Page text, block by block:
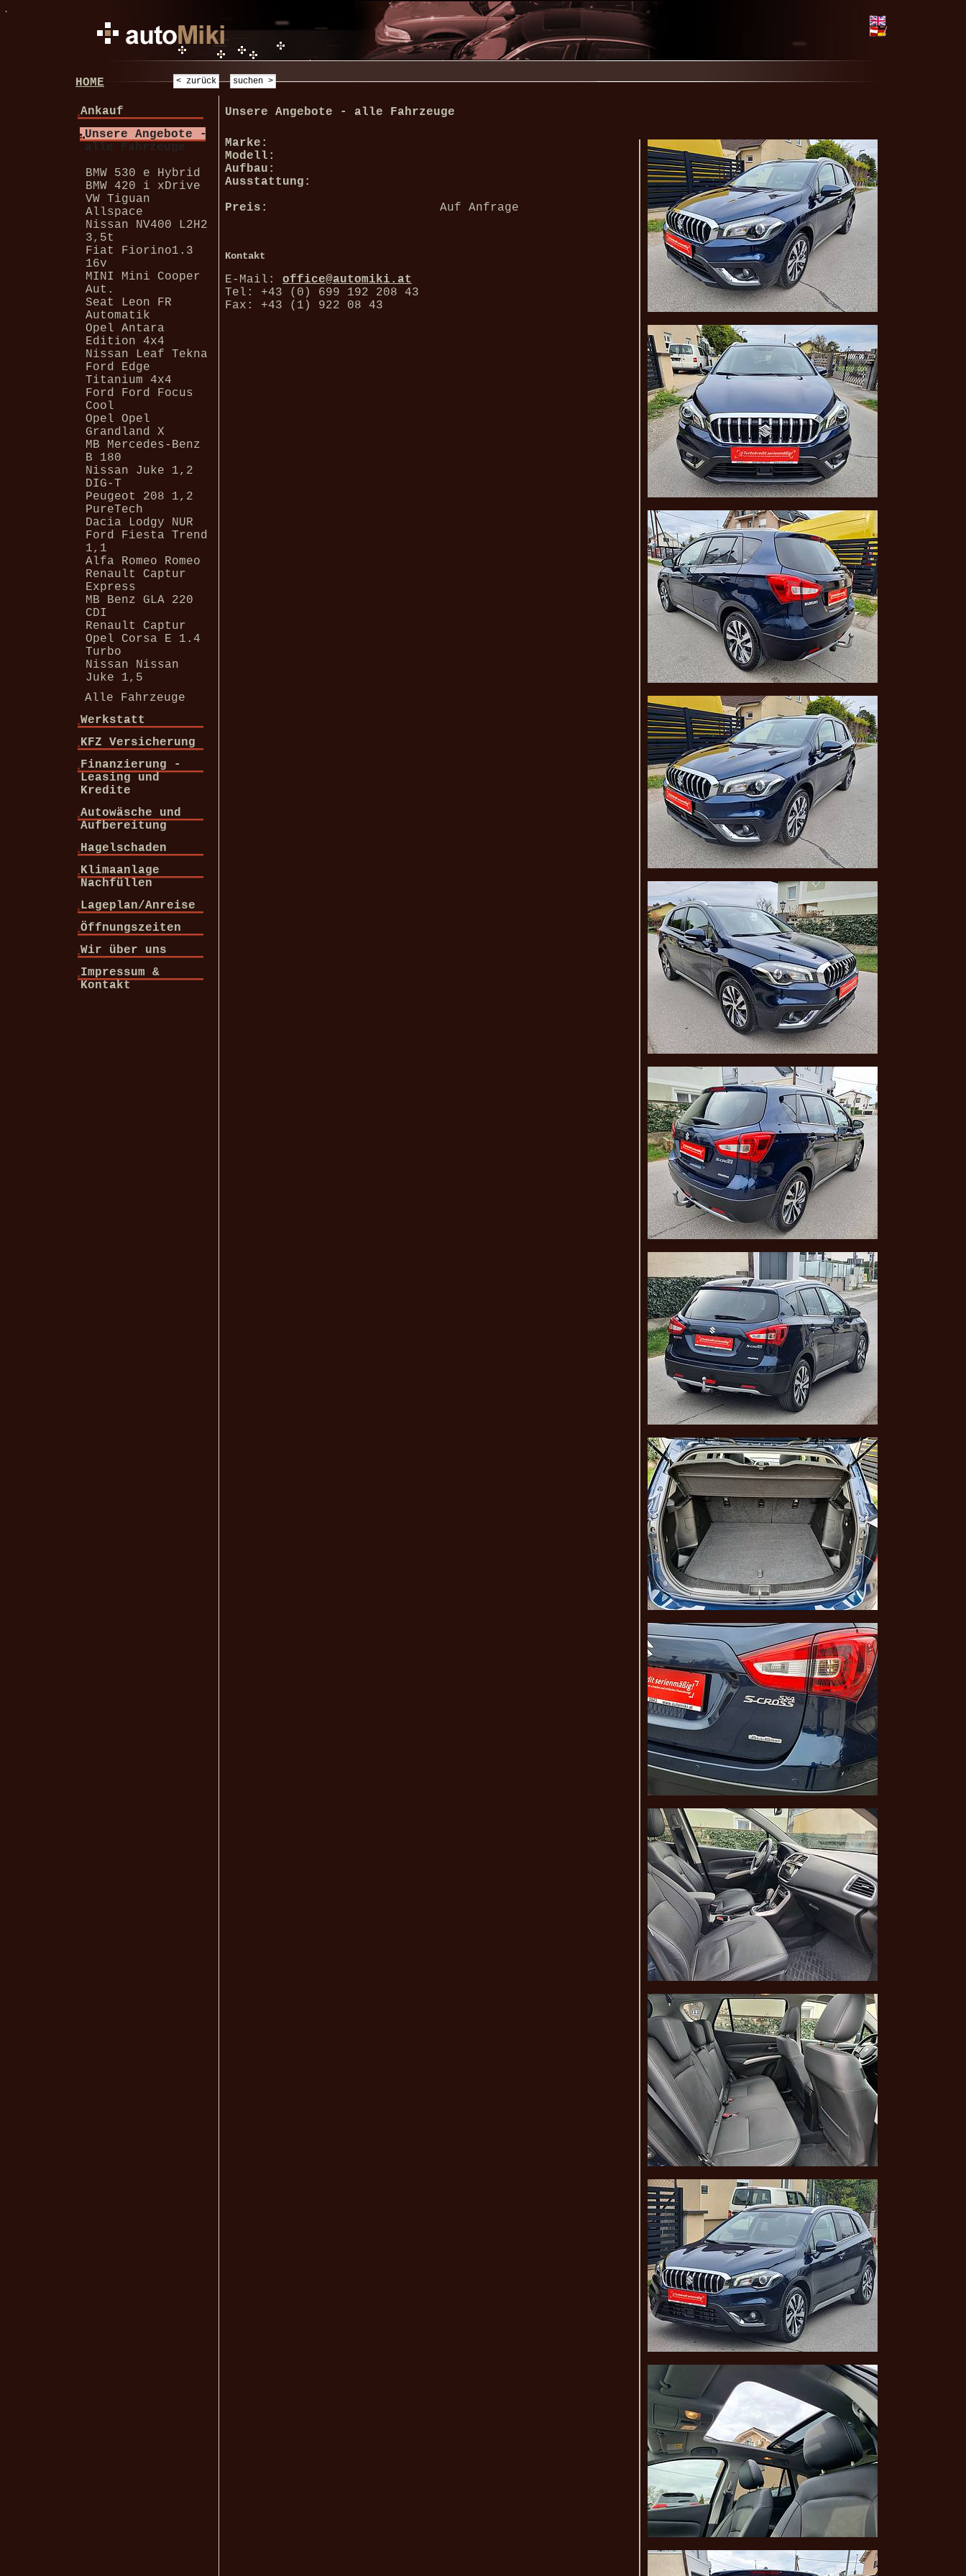
.
HOME
Ankauf
Unsere Angebote -
alle Fahrzeuge
BMW 530 e Hybrid
BMW 420 i xDrive
VW Tiguan
Allspace
Nissan NV400 L2H2
3,5t
Fiat Fiorino1.3
16v
MINI Mini Cooper
Aut.
Seat Leon FR
Automatik
Opel Antara
Edition 4x4
Nissan Leaf Tekna
Ford Edge
Titanium 4x4
Ford Ford Focus
Cool
Opel Opel
Grandland X
MB Mercedes-Benz
B 180
Nissan Juke 1,2
DIG-T
Peugeot 208 1,2
PureTech
Dacia Lodgy NUR
Ford Fiesta Trend
1,1
Alfa Romeo Romeo
Renault Captur
Express
MB Benz GLA 220
CDI
Renault Captur
Opel Corsa E 1.4
Turbo
Nissan Nissan
Juke 1,5
Alle Fahrzeuge
Werkstatt
KFZ Versicherung
Finanzierung -
Leasing und
Kredite
Autowäsche und
Aufbereitung
Hagelschaden
Klimaanlage
Nachfüllen
Lageplan/Anreise
Öffnungszeiten
Wir über uns
Impressum &
Kontakt
Unsere Angebote - alle Fahrzeuge
Marke:
Modell:
Aufbau:
Ausstattung:
Preis:
Auf Anfrage
Kontakt
E-Mail: office@automiki.at
Tel: +43 (0) 699 192 208 43
Fax: +43 (1) 922 08 43